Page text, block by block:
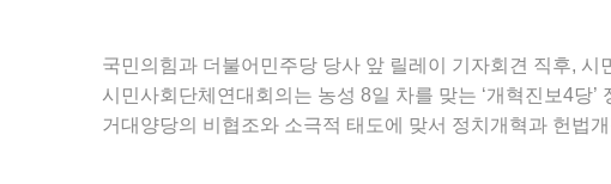
국민의힘과 더불어민주당 당사 앞 릴레이 기자회견 직후,
시민사회단체연대회의는 농성 8일 차를 맞는 ‘개혁진보4당
거대양당의 비협조와 소극적 태도에 맞서 정치개혁과 헌법